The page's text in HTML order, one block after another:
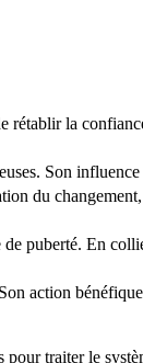
rétablir la
Son
du
puberté. En
action
traiter le